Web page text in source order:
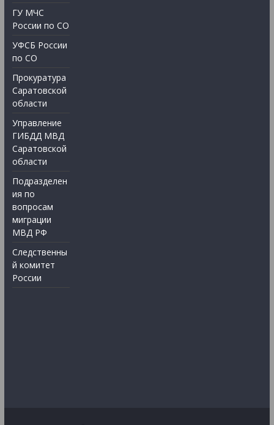
ГУ МЧС
России по СО
УФСБ России
по СО
Прокуратура
Саратовской
области
Управление
ГИБДД МВД
Саратовской
области
Подразделен
ия по
вопросам
миграции
МВД РФ
Следственны
й комитет
России